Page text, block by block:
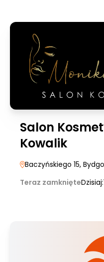
Salon
Kowalik
Baczyńskiego 15,
Teraz zamknięteDzisiaj: